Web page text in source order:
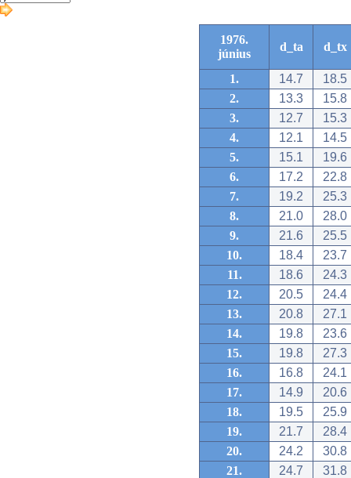
1976.
június
d_ta d_tx
1. 14.7
18.5
2.
13.3
15.8
3.
12.7
15.3
4.
12.1
14.5
5.
15.1
19.6
6.
17.2
22.8
7.
19.2
25.3
8.
21.0
28.0
9.
21.6
25.5
10.
18.4
23.7
11.
18.6
24.3
12.
20.5
24.4
13.
20.8
27.1
14.
19.8
23.6
15.
19.8
27.3
16.
16.8
24.1
17.
14.9
20.6
18.
19.5
25.9
19.
21.7
28.4
20.
24.2
30.8
21.
24.7
31.8